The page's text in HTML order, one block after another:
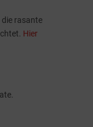
die rasante
Hier